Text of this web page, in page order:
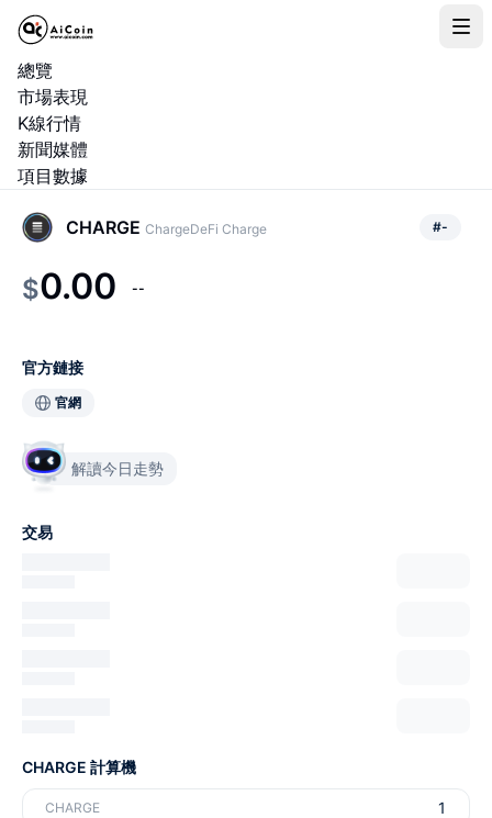
總覽
市場表現
K線行情
新聞媒體
項目數據
CHARGE ChargeDeFi Charge #-
$0.00 --
官方鏈接
官網
解讀今日走勢
交易
CHARGE 計算機
CHARGE